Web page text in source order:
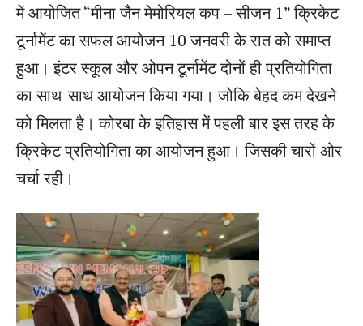
में आयोजित “मीना जैन मेमोरियल कप – सीजन 1” क्रिकेट
टूर्नामेंट का सफल आयोजन 10 जनवरी के रात को समाप्त
हुआ। इंटर स्कूल और ओपन टूर्नामेंट दोनों ही प्रतियोगिता
का साथ-साथ आयोजन किया गया। जोकि बेहद कम देखने
को मिलता है। कोरबा के इतिहास में पहली बार इस तरह के
क्रिकेट प्रतियोगिता का आयोजन हुआ। जिसकी चारों ओर
चर्चा रही।